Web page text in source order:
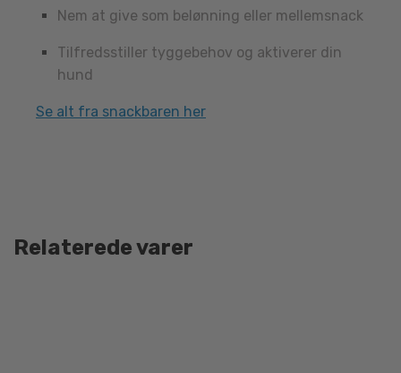
Nem at give som belønning eller mellemsnack
Tilfredsstiller tyggebehov og aktiverer din
hund
Se alt fra snackbaren her
Relaterede varer